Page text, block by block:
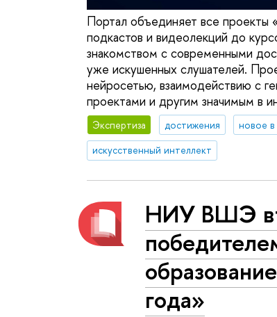
Портал объединяет все проекты
подкастов и видеолекций до
знакомством с современными
уже искушенных слушателей.
нейросетью, взаимодействию с
проектами и другим значимым в
Экспертиза достижения новое
искусственный интеллект
НИУ ВШЭ
года»